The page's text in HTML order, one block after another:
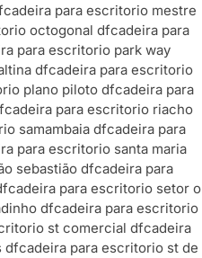
cadeira para escritorio mestre
octogonal dfcadeira para
para escritorio park way
dfcadeira para escritorio
plano piloto dfcadeira para
cadeira para escritorio riacho
samambaia dfcadeira para
para escritorio santa maria
sebastião dfcadeira para
cadeira para escritorio setor o
dfcadeira para escritorio
st comercial dfcadeira
dfcadeira para escritorio st de